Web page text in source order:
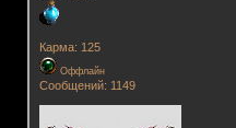
Карма: 125
Оффлайн
Сообщений: 1149